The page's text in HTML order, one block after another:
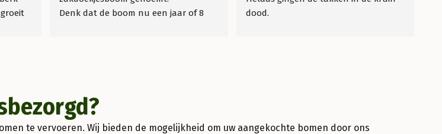
Denk dat de boom nu een jaar of 8
dood.
Heel erg bedankt
te vervoeren. Wij bieden de mogelijkheid om uw aangekochte bomen door ons